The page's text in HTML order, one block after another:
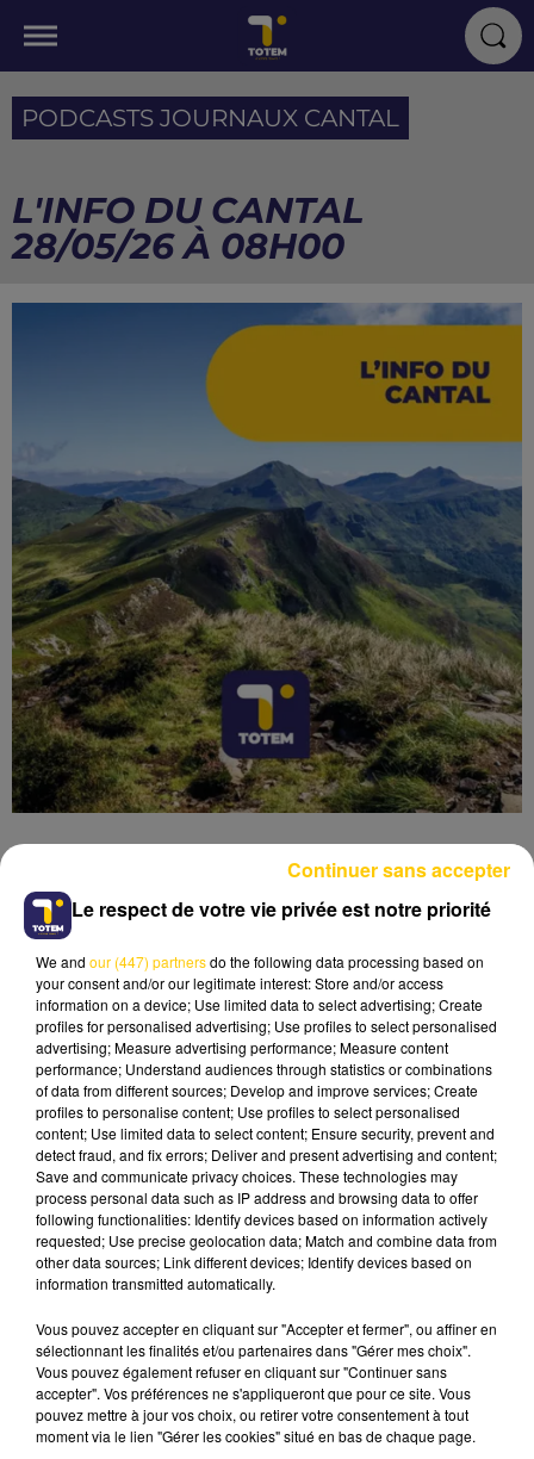
PODCASTS JOURNAUX CANTAL
L'INFO DU CANTAL
28/05/26 À 08H00
Lecture (4 min 6 sec)
28 mai 2026 - 4 min 6 sec
L'INFO DU CANTAL 28/05/26 À 08H00
Ecoutez sur Totem l'information dans le Cantal,
le pays de Brioude et Issoire avec les reportages
de nos journalistes sur le terrain .
AVEYRON NORD
Le respect de votre vie privée est notre priorité
We and our (447) partnersdo the following data processing based on
your consent and/or our legitimate interest: Store and/or access
information on a device; Use limited data to select advertising; Create
profiles for personalised advertising; Use profiles to select personalised
advertising; Measure advertising performance; Measure content
performance; Understand audiences through statistics or combinations
of data from different sources; Develop and improve services; Create
profiles to personalise content; Use profiles to select personalised
content; Use limited data to select content; Ensure security, prevent and
detect fraud, and fix errors; Deliver and present advertising and content;
Save and communicate privacy choices. These technologies may
process personal data such as IP address and browsing data to offer
following functionalities: Identify devices based on information actively
requested; Use precise geolocation data; Match and combine data from
other data sources; Link different devices; Identify devices based on
information transmitted automatically.
Vous pouvez accepter en cliquant sur "Accepter et fermer", ou affiner en
sélectionnant les finalités et/ou partenaires dans "Gérer mes choix".
Vous pouvez également refuser en cliquant sur "Continuer sans
accepter". Vos préférences ne s'appliqueront que pour ce site. Vous
pouvez mettre à jour vos choix, ou retirer votre consentement à tout
moment via le lien "Gérer les cookies" situé en bas de chaque page.
Continuer sans accepter